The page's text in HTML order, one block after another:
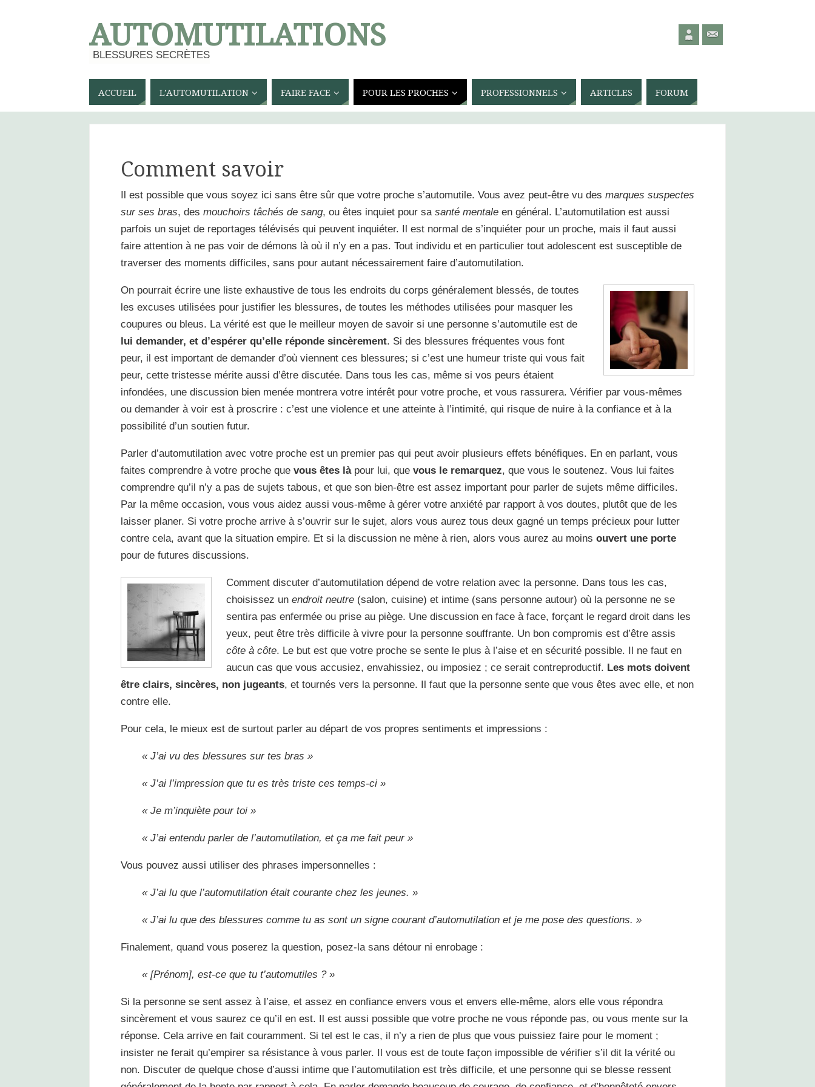
AUTOMUTILATIONS
BLESSURES SECRÈTES
ACCUEIL L’AUTOMUTILATION FAIRE FACE POUR LES PROCHES PROFESSIONNELS ARTICLES FORUM
Comment savoir
Il est possible que vous soyez ici sans être sûr que votre proche s’automutile. Vous avez peut-être vu des marques suspectes
sur ses bras, des mouchoirs tâchés de sang, ou êtes inquiet pour sasanté mentale en général. L’automutilation est aussi
parfois un sujet de reportages télévisés qui peuvent inquiéter. Il est normal de s’inquiéter pour un proche, mais il faut aussi
faire attention à ne pas voir de démons là où il n’y en a pas. Tout individu et en particulier tout adolescent est susceptible de
traverser des moments difficiles, sans pour autant nécessairement faire d’automutilation.
On pourrait écrire une liste exhaustive de tous les endroits du corps généralement blessés, de toutes
les excuses utilisées pour justifier les blessures, de toutes les méthodes utilisées pour masquer les
coupures ou bleus. La vérité est que le meilleur moyen de savoir si une personne s’automutile est de
lui demander, et d’espérer qu’elle réponde sincèrement. Si des blessures fréquentes vous font
peur, il est important de demander d’où viennent ces blessures; si c’est une humeur triste qui vous fait
peur, cette tristesse mérite aussi d’être discutée. Dans tous les cas, même si vos peurs étaient
infondées, une discussion bien menée montrera votre intérêt pour votre proche, et vous rassurera. Vérifier par vous-mêmes
ou demander à voir est à proscrire : c’est une violence et une atteinte à l’intimité, qui risque de nuire à la confiance et à la
possibilité d’un soutien futur.
Parler d’automutilation avec votre proche est un premier pas qui peut avoir plusieurs effets bénéfiques. En en parlant, vous
faites comprendre à votre proche que vous êtes làpour lui, que vous le remarquez, que vous le soutenez. Vous lui faites
comprendre qu’il n’y a pas de sujets tabous, et que son bien-être est assez important pour parler de sujets même difficiles.
Par la même occasion, vous vous aidez aussi vous-même à gérer votre anxiété par rapport à vos doutes, plutôt que de les
laisser planer. Si votre proche arrive à s’ouvrir sur le sujet, alors vous aurez tous deux gagné un temps précieux pour lutter
contre cela, avant que la situation empire. Et si la discussion ne mène à rien, alors vous aurez au moins ouvert une porte
pour de futures discussions.
Comment discuter d’automutilation dépend de votre relation avec la personne. Dans tous les cas,
choisissez un endroit neutre (salon, cuisine) et intime (sans personne autour) où la personne ne se
sentira pas enfermée ou prise au piège. Une discussion en face à face, forçant le regard droit dans les
yeux, peut être très difficile à vivre pour la personne souffrante. Un bon compromis est d’être assis
côte ­à­ côte. Le but est que votre proche se sente le plus à l’aise et en sécurité possible. Il ne faut en
aucun cas que vous accusiez, envahissiez, ou imposiez ; ce serait contreproductif. Les mots doivent
être clairs, sincères, non jugeants, et tournés vers la personne. Il faut que la personne sente que vous êtes avec elle, et non
contre elle.
Pour cela, le mieux est de surtout parler au départ de vos propres sentiments et impressions :
« J’ai vu des blessures sur tes bras »
« J’ai l’impression que tu es très triste ces temps-ci »
« Je m’inquiète pour toi »
« J’ai entendu parler de l’automutilation, et ça me fait peur »
Vous pouvez aussi utiliser des phrases impersonnelles :
« J’ai lu que l’automutilation était courante chez les jeunes. »
« J’ai lu que des blessures comme tu as sont un signe courant d’automutilation et je me pose des questions. »
Finalement, quand vous poserez la question, posez-la sans détour ni enrobage :
« [Prénom], est­-ce que tu t’automutiles ? »
Si la personne se sent assez à l’aise, et assez en confiance envers vous et envers elle-même, alors elle vous répondra
sincèrement et vous saurez ce qu’il en est. Il est aussi possible que votre proche ne vous réponde pas, ou vous mente sur la
réponse. Cela arrive en fait couramment. Si tel est le cas, il n’y a rien de plus que vous puissiez faire pour le moment ;
insister ne ferait qu’empirer sa résistance à vous parler. Il vous est de toute façon impossible de vérifier s’il dit la vérité ou
non. Discuter de quelque chose d’aussi intime que l’automutilation est très difficile, et une personne qui se blesse ressent